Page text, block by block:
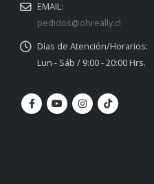
EMAIL:
pedidos@ohreally.cl
Días de Atención/Horarios:
Lun - Sáb / 9:00 - 20:00 Hrs.